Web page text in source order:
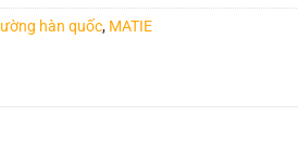
hàn quốc, MATIE